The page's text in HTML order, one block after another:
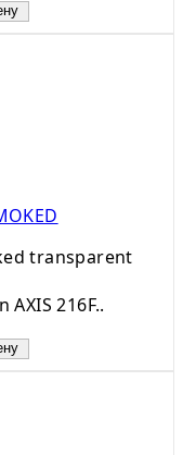
transparent
216F..